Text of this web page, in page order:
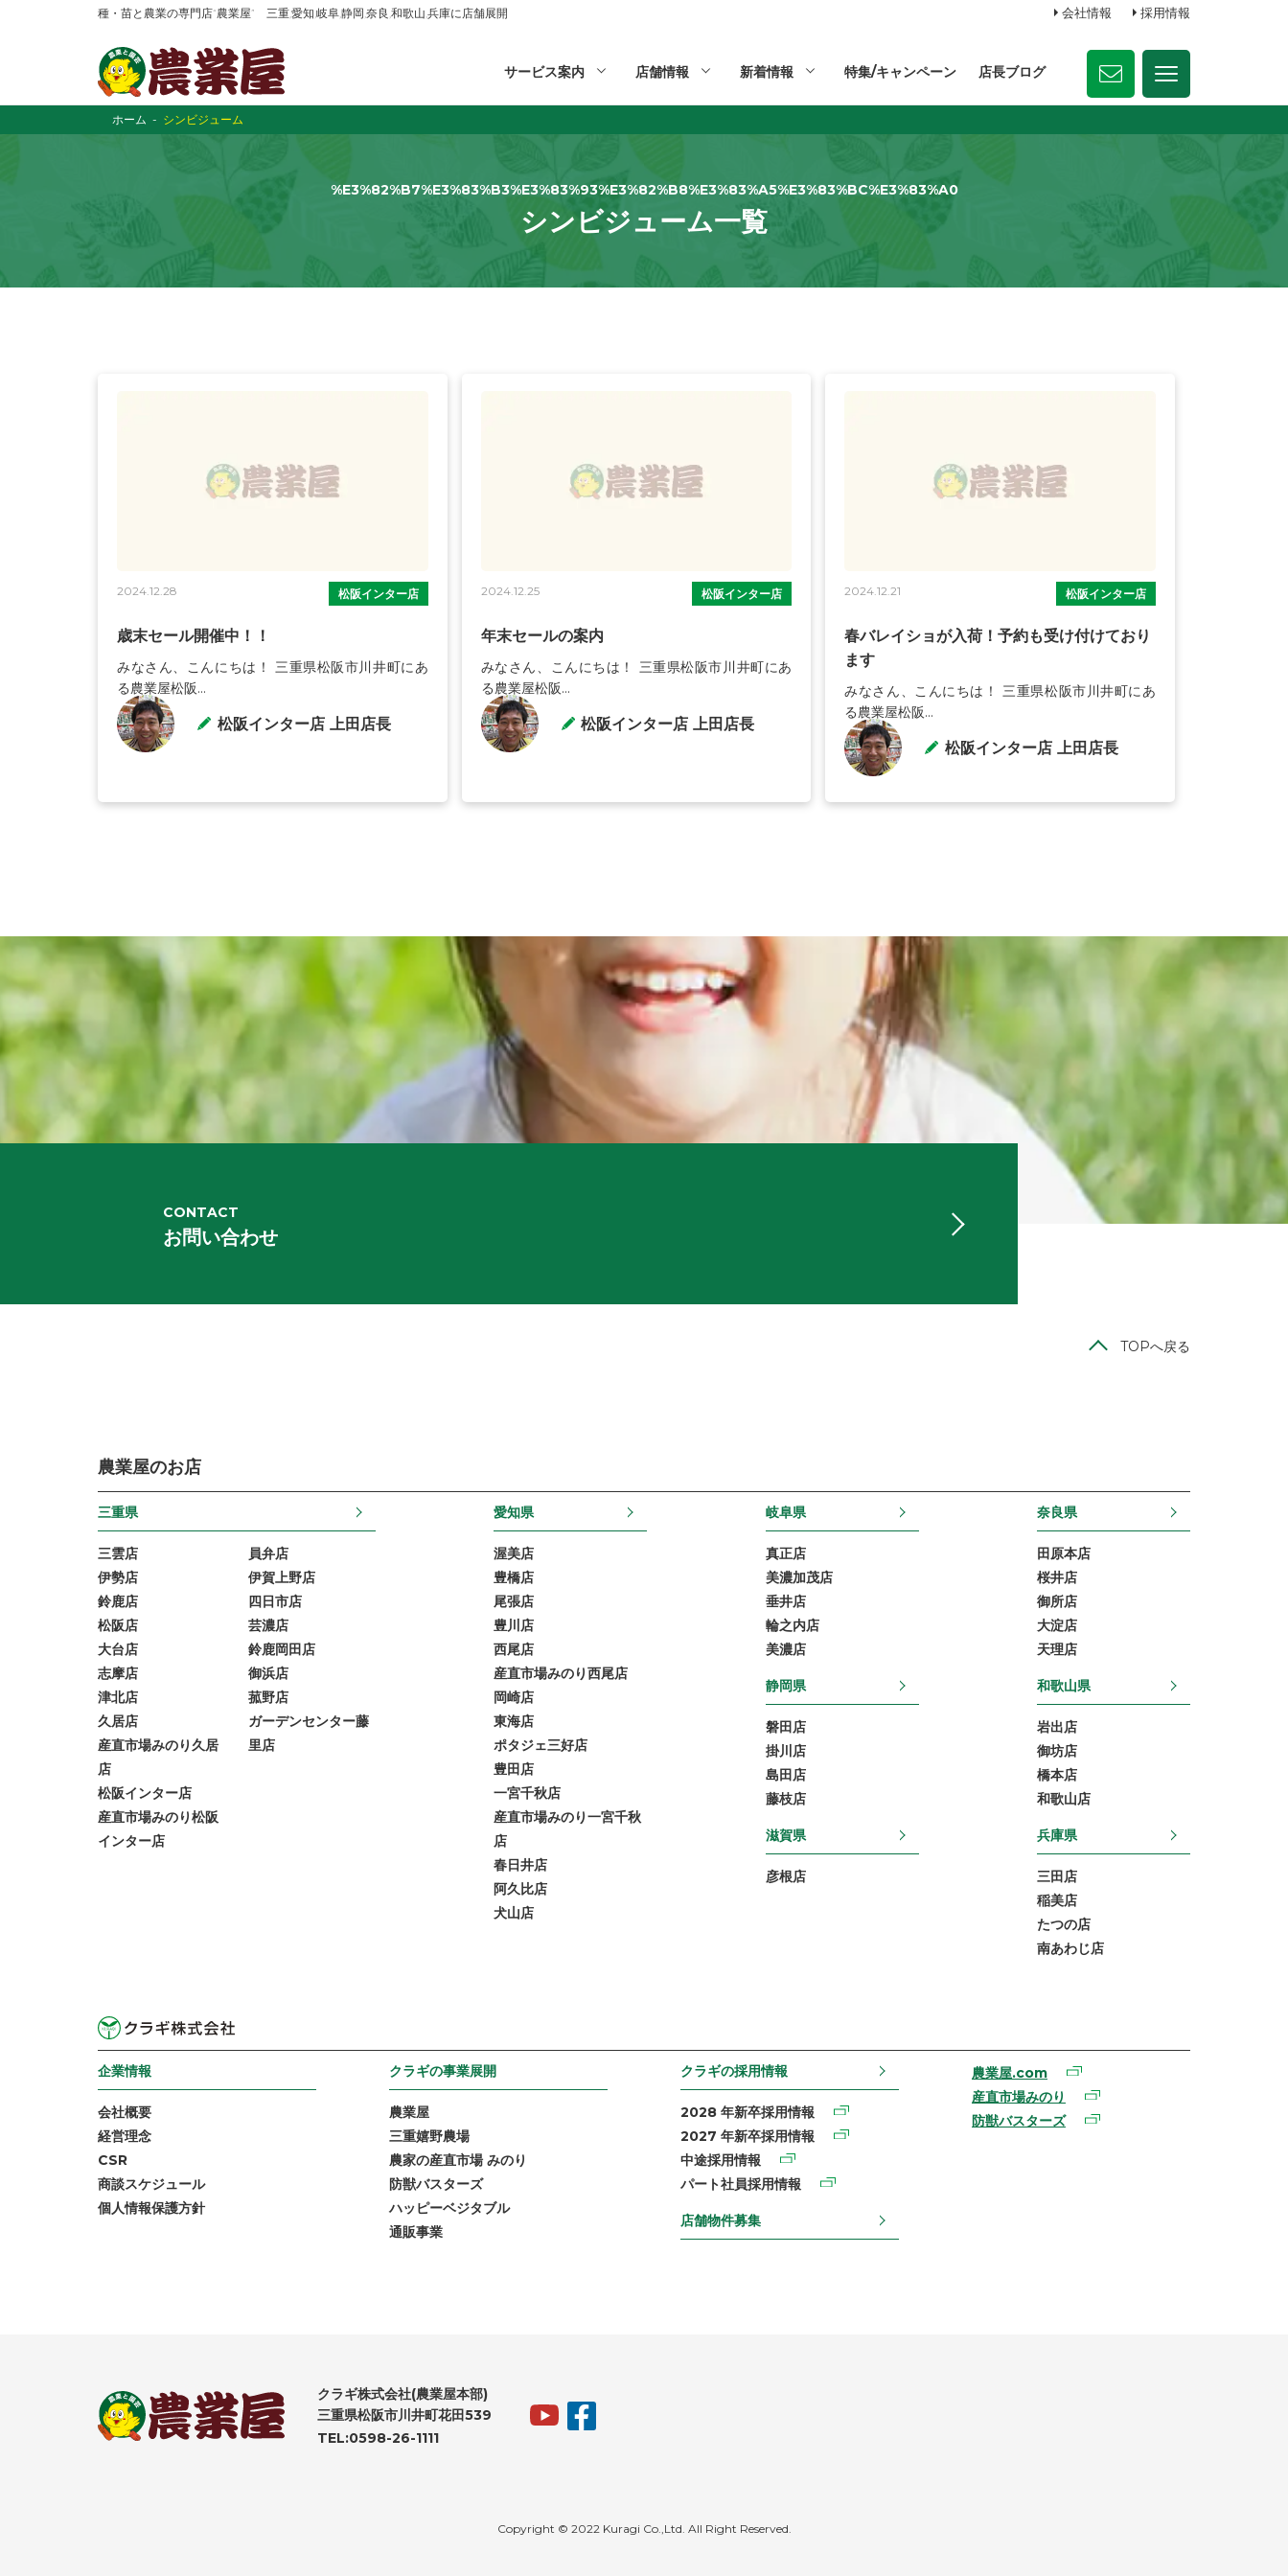
種・苗と農業の専門店“農業屋” 三重,愛知,岐阜,静岡,奈良,和歌山,兵庫に店舗展開 会社情報 採用情報
サービス案内 店舗情報 新着情報 特集/キャンペーン 店長ブログ
ホーム シンビジューム
%E3%82%B7%E3%83%B3%E3%83%93%E3%82%B8%E3%83%A5%E3%83%BC%E3%83%A0
シンビジューム一覧
2024.12.28 松阪インター店
歳末セール開催中！！
みなさん、こんにちは！ 三重県松阪市川井町にあ
る農業屋松阪...
松阪インター店 上田店長
2024.12.25 松阪インター店
年末セールの案内
みなさん、こんにちは！ 三重県松阪市川井町にあ
る農業屋松阪...
松阪インター店 上田店長
2024.12.21 松阪インター店
春バレイショが入荷！予約も受け付けており
ます
みなさん、こんにちは！ 三重県松阪市川井町にあ
る農業屋松阪...
松阪インター店 上田店長
CONTACT
お問い合わせ
TOPへ戻る
農業屋のお店
三重県
三雲店
伊勢店
鈴鹿店
松阪店
大台店
志摩店
津北店
久居店
産直市場みのり久居
店
松阪インター店
産直市場みのり松阪
インター店
員弁店
伊賀上野店
四日市店
芸濃店
鈴鹿岡田店
御浜店
菰野店
ガーデンセンター藤
里店
愛知県
渥美店
豊橋店
尾張店
豊川店
西尾店
産直市場みのり西尾店
岡崎店
東海店
ポタジェ三好店
豊田店
一宮千秋店
産直市場みのり一宮千秋
店
春日井店
阿久比店
犬山店
岐阜県
真正店
美濃加茂店
垂井店
輪之内店
美濃店
静岡県
磐田店
掛川店
島田店
藤枝店
滋賀県
彦根店
奈良県
田原本店
桜井店
御所店
大淀店
天理店
和歌山県
岩出店
御坊店
橋本店
和歌山店
兵庫県
三田店
稲美店
たつの店
南あわじ店
企業情報
会社概要
経営理念
CSR
商談スケジュール
個人情報保護方針
クラギの事業展開
農業屋
三重嬉野農場
農家の産直市場 みのり
防獣バスターズ
ハッピーベジタブル
通販事業
クラギの採用情報
2028 年新卒採用情報
2027 年新卒採用情報
中途採用情報
パート社員採用情報
店舗物件募集
農業屋.com
産直市場みのり
防獣バスターズ
クラギ株式会社(農業屋本部)
三重県松阪市川井町花田539
TEL:0598-26-1111
Copyright © 2022 Kuragi Co.,Ltd. All Right Reserved.